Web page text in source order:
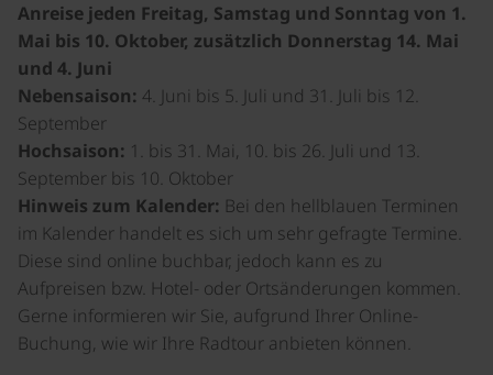
Anreise jeden Freitag, Samstag und Sonntag von 1.
Mai bis 10. Oktober, zusätzlich Donnerstag 14. Mai
und 4. Juni
Nebensaison: 4. Juni bis 5. Juli und 31. Juli bis 12.
September
Hochsaison: 1. bis 31. Mai, 10. bis 26. Juli und 13.
September bis 10. Oktober
Hinweis zum Kalender: Bei den hellblauen Terminen
im Kalender handelt es sich um sehr gefragte Termine.
Diese sind online buchbar, jedoch kann es zu
Aufpreisen bzw. Hotel- oder Ortsänderungen kommen.
Gerne informieren wir Sie, aufgrund Ihrer Online-
Buchung, wie wir Ihre Radtour anbieten können.